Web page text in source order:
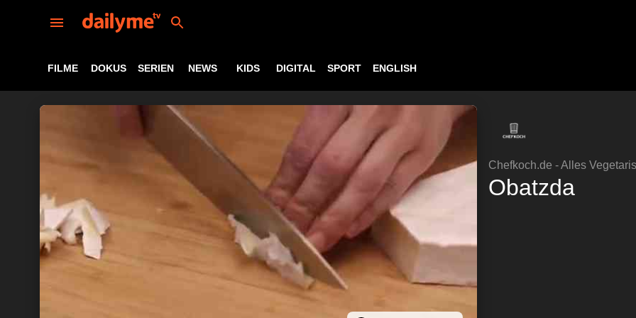
FILME DOKUS SERIEN NEWS KIDS DIGITAL SPORT ENGLISH
Chefkoch.de - Alles
Obatzda